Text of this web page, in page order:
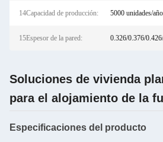
14Capacidad de producción: 5000 unidades/año
15Espesor de la pared: 0.326/0.376/
Soluciones de vivienda
para el alojamiento de la
Especificaciones del producto